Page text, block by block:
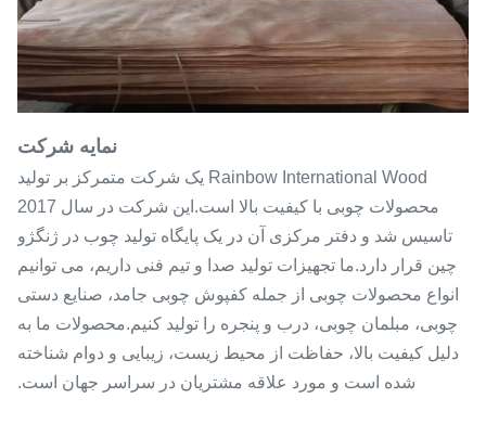
نمایه شرکت
Rainbow International Wood یک شرکت متمرکز بر تولید
محصولات چوبی با کیفیت بالا است.این شرکت در سال 2017
تاسیس شد و دفتر مرکزی آن در یک پایگاه تولید چوب در ژنگژو
چین قرار دارد.ما تجهیزات تولید صدا و تیم فنی داریم، می توانیم
انواع محصولات چوبی از جمله کفپوش چوبی جامد، صنایع دستی
چوبی، مبلمان چوبی، درب و پنجره را تولید کنیم.محصولات ما به
دلیل کیفیت بالا، حفاظت از محیط زیست، زیبایی و دوام شناخته
شده است و مورد علاقه مشتریان در سراسر جهان است.